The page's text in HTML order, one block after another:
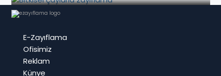
E-Zayıflama
Ofisimiz
Reklam
Künye